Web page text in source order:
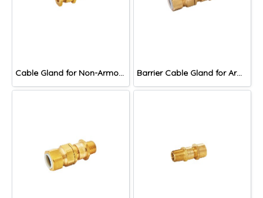
Cable Gland for Non-Armoured Cable, DNA Series Barrier Cable Gland for Armoured Cable, DACB Series